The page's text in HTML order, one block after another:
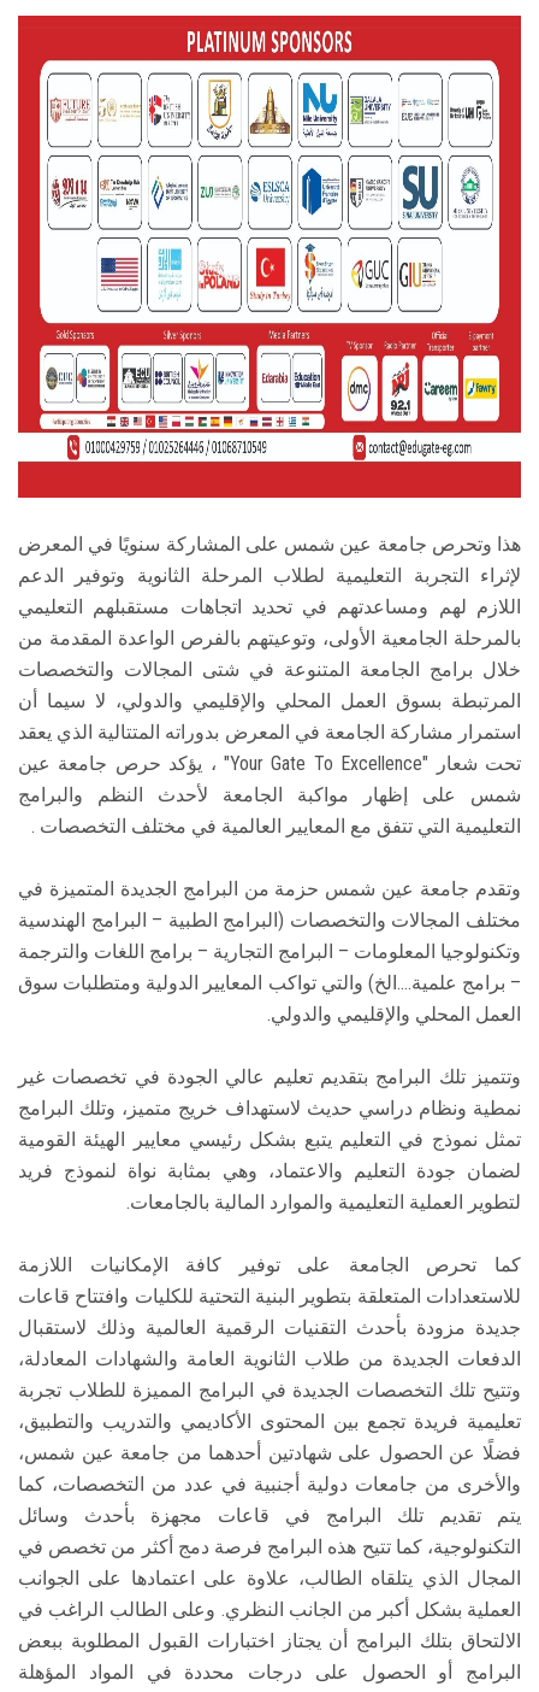
هذا وتحرص جامعة عين شمس على المشاركة سنويًا في المعرض
لإثراء التجربة التعليمية لطلاب المرحلة الثانوية وتوفير الدعم
اللازم لهم ومساعدتهم في تحديد اتجاهات مستقبلهم التعليمي
بالمرحلة الجامعية الأولى، وتوعيتهم بالفرص الواعدة المقدمة من
خلال برامج الجامعة المتنوعة في شتى المجالات والتخصصات
المرتبطة بسوق العمل المحلي والإقليمي والدولي، لا سيما أن
استمرار مشاركة الجامعة في المعرض بدوراته المتتالية الذي يعقد
تحت شعار "Your Gate To Excellence" ، يؤكد حرص جامعة عين
شمس على إظهار مواكبة الجامعة لأحدث النظم والبرامج
التعليمية التي تتفق مع المعايير العالمية في مختلف التخصصات .
وتقدم جامعة عين شمس حزمة من البرامج الجديدة المتميزة في
مختلف المجالات والتخصصات (البرامج الطبية – البرامج الهندسية
وتكنولوجيا المعلومات – البرامج التجارية – برامج اللغات والترجمة
– برامج علمية....الخ) والتي تواكب المعايير الدولية ومتطلبات سوق
العمل المحلي والإقليمي والدولي.
وتتميز تلك البرامج بتقديم تعليم عالي الجودة في تخصصات غير
نمطية ونظام دراسي حديث لاستهداف خريج متميز، وتلك البرامج
تمثل نموذج في التعليم يتبع بشكل رئيسي معايير الهيئة القومية
لضمان جودة التعليم والاعتماد، وهي بمثابة نواة لنموذج فريد
لتطوير العملية التعليمية والموارد المالية بالجامعات.
كما تحرص الجامعة على توفير كافة الإمكانيات اللازمة
للاستعدادات المتعلقة بتطوير البنية التحتية للكليات وافتتاح قاعات
جديدة مزودة بأحدث التقنيات الرقمية العالمية وذلك لاستقبال
الدفعات الجديدة من طلاب الثانوية العامة والشهادات المعادلة،
وتتيح تلك التخصصات الجديدة في البرامج المميزة للطلاب تجربة
تعليمية فريدة تجمع بين المحتوى الأكاديمي والتدريب والتطبيق،
فضلًا عن الحصول على شهادتين أحدهما من جامعة عين شمس،
والأخرى من جامعات دولية أجنبية في عدد من التخصصات، كما
يتم تقديم تلك البرامج في قاعات مجهزة بأحدث وسائل
التكنولوجية، كما تتيح هذه البرامج فرصة دمج أكثر من تخصص في
المجال الذي يتلقاه الطالب، علاوة على اعتمادها على الجوانب
العملية بشكل أكبر من الجانب النظري. وعلى الطالب الراغب في
الالتحاق بتلك البرامج أن يجتاز اختبارات القبول المطلوبة ببعض
البرامج أو الحصول على درجات محددة في المواد المؤهلة